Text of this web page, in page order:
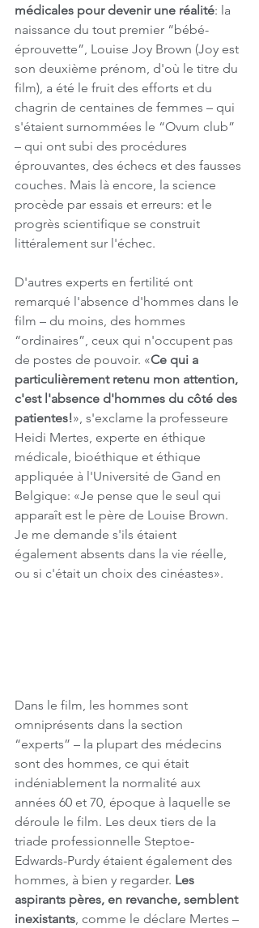
médicales pour devenir une réalité: la
naissance du tout premier “bébé-
éprouvette”, Louise Joy Brown (Joy est
son deuxième prénom, d'où le titre du
film), a été le fruit des efforts et du
chagrin de centaines de femmes – qui
s'étaient surnommées le “Ovum club”
– qui ont subi des procédures
éprouvantes, des échecs et des fausses
couches. Mais là encore, la science
procède par essais et erreurs: et le
progrès scientifique se construit
littéralement sur l'échec.
D'autres experts en fertilité ont
remarqué l'absence d'hommes dans le
film – du moins, des hommes
“ordinaires”, ceux qui n'occupent pas
de postes de pouvoir. «Ce qui a
particulièrement retenu mon attention,
c'est l'absence d'hommes du côté des
patientes!», s'exclame la professeure
Heidi Mertes, experte en éthique
médicale, bioéthique et éthique
appliquée à l'Université de Gand en
Belgique: «Je pense que le seul qui
apparaît est le père de Louise Brown.
Je me demande s'ils étaient
également absents dans la vie réelle,
ou si c'était un choix des cinéastes».
Dans le film, les hommes sont
omniprésents dans la section
“experts” – la plupart des médecins
sont des hommes, ce qui était
indéniablement la normalité aux
années 60 et 70, époque à laquelle se
déroule le film. Les deux tiers de la
triade professionnelle Steptoe-
Edwards-Purdy étaient également des
hommes, à bien y regarder. Les
aspirants pères, en revanche, semblent
inexistants, comme le déclare Mertes –